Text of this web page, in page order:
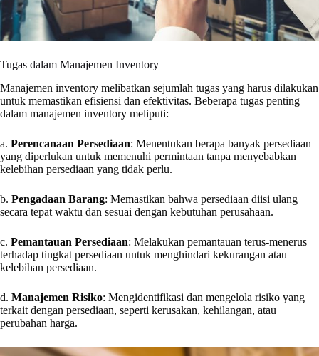
Tugas dalam Manajemen Inventory
Manajemen inventory melibatkan sejumlah tugas yang harus dilakukan
untuk memastikan efisiensi dan efektivitas. Beberapa tugas penting
dalam manajemen inventory meliputi:
a. Perencanaan Persediaan: Menentukan berapa banyak persediaan
yang diperlukan untuk memenuhi permintaan tanpa menyebabkan
kelebihan persediaan yang tidak perlu.
b. Pengadaan Barang: Memastikan bahwa persediaan diisi ulang
secara tepat waktu dan sesuai dengan kebutuhan perusahaan.
c. Pemantauan Persediaan: Melakukan pemantauan terus-menerus
terhadap tingkat persediaan untuk menghindari kekurangan atau
kelebihan persediaan.
d. Manajemen Risiko: Mengidentifikasi dan mengelola risiko yang
terkait dengan persediaan, seperti kerusakan, kehilangan, atau
perubahan harga.